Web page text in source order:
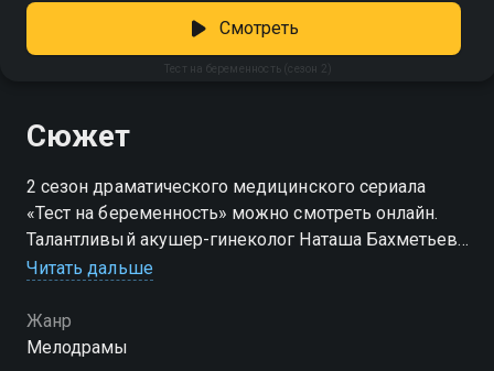
Тест на беременность (сезон 2)
Смотреть
Сюжет
2 сезон драматического медицинского сериала
«Тест на беременность» можно смотреть онлайн.
Талантливый акушер-гинеколог Наташа Бахметьева
уже год находится в декретном отпуске. Вместе с
Лазаревым, она воспитывает сына Мишу. Идиллия
семейной жизни рушится, когда в ее родном
Читать дальше
Жанр
Мелодрамы